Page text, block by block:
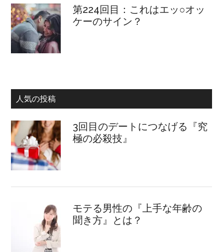
第224回目：これはエッ○オッ
ケーのサイン？
人気の投稿
3回目のデートにつなげる『究
極の必殺技』
モテる男性の『上手な年齢の
聞き方』とは？